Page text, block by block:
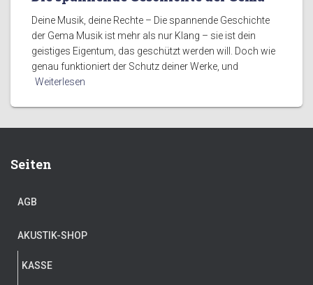
Deine Musik, deine Rechte – Die spannende Geschichte
der Gema Musik ist mehr als nur Klang – sie ist dein
geistiges Eigentum, das geschützt werden will. Doch wie
genau funktioniert der Schutz deiner Werke, und
Weiterlesen
Seiten
AGB
AKUSTIK-SHOP
KASSE